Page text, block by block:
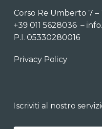
Corso Re Umberto 7 –
+39 011 5628036 –
P.I. 05330280016
Privacy Policy
Iscriviti al nostro